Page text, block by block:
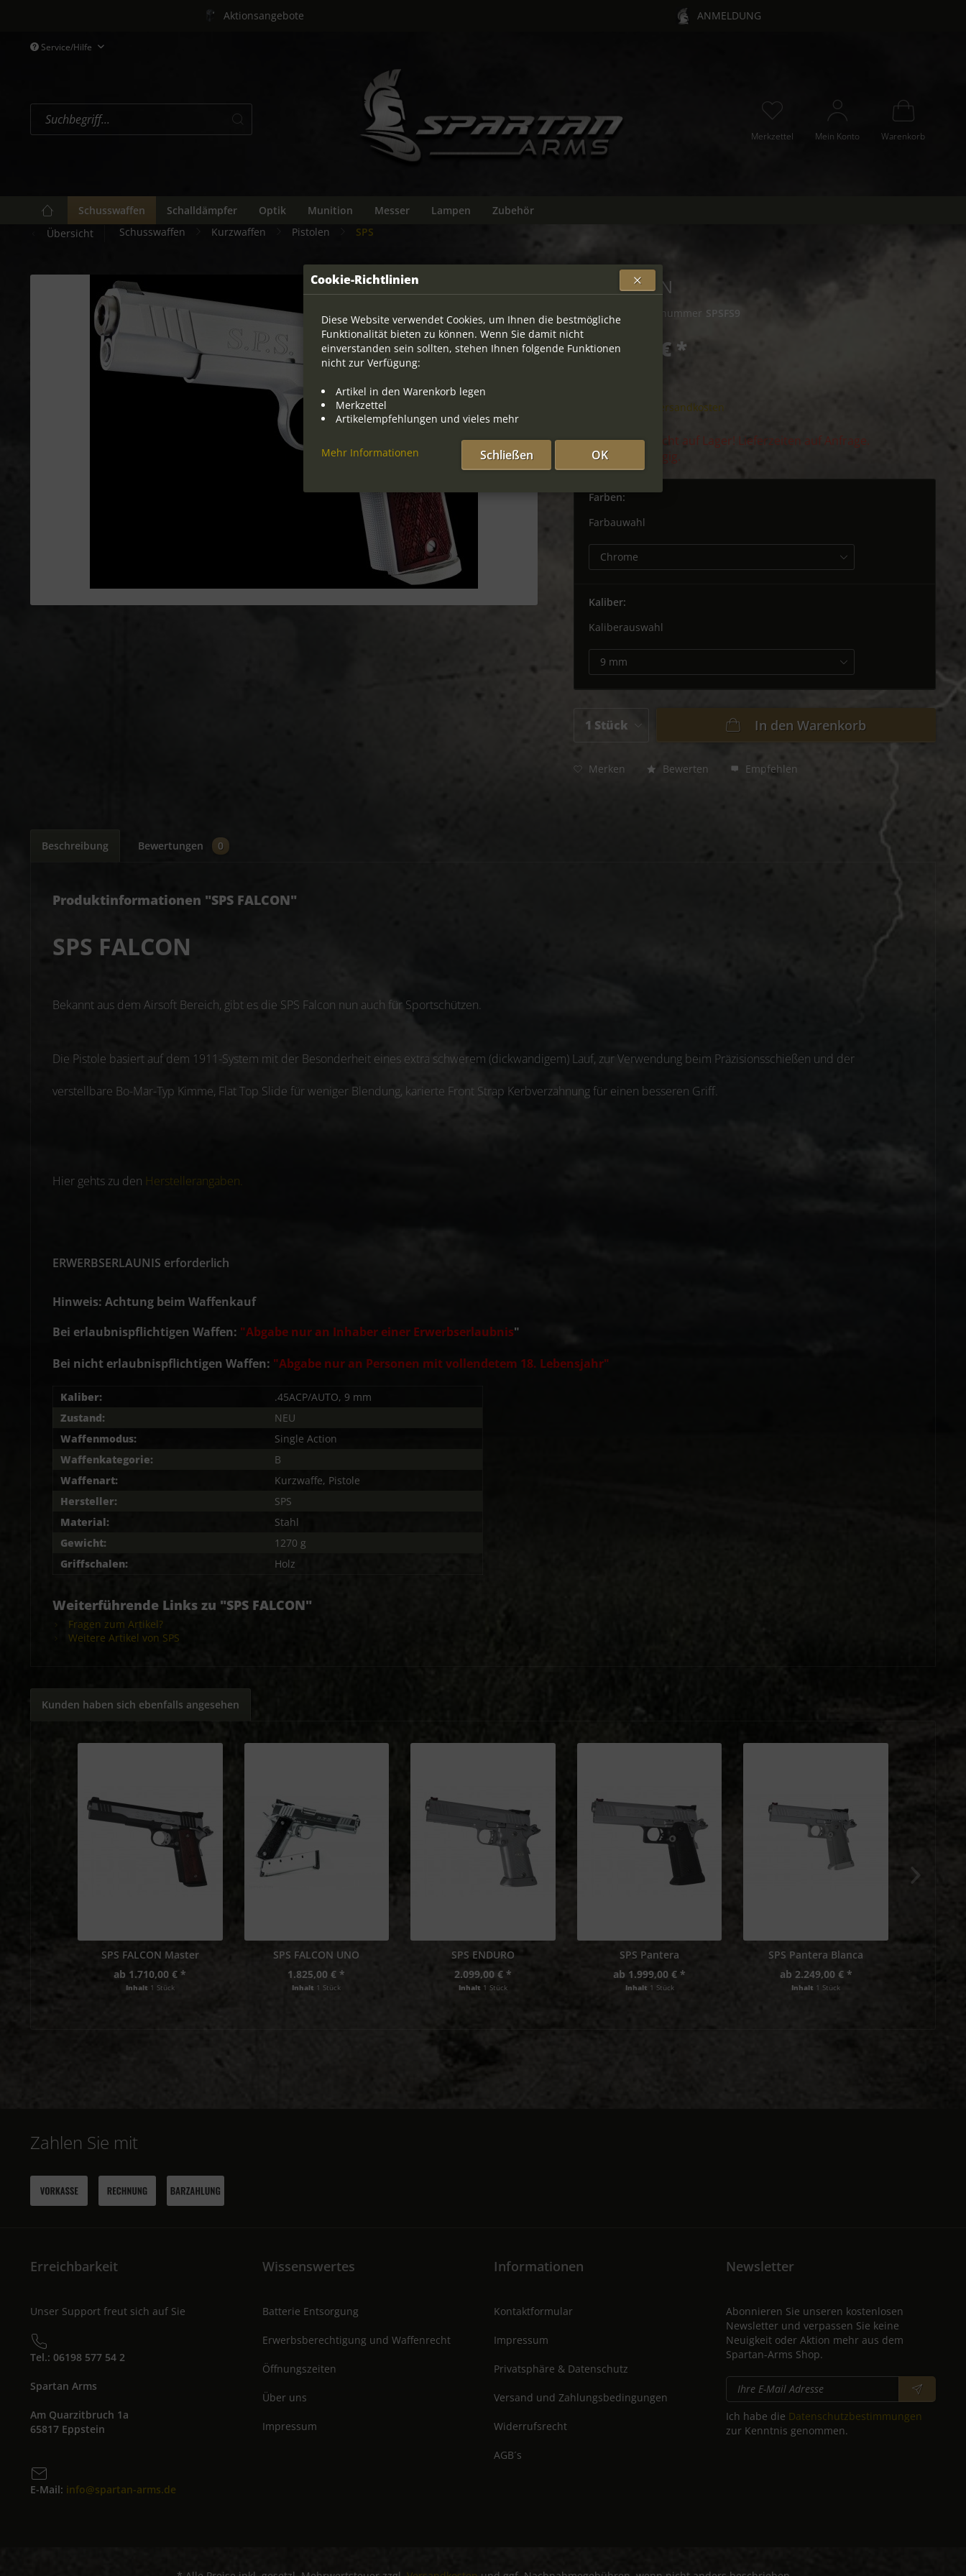
Aktionsangebote ANMELDUNG
Service/Hilfe
Merkzettel Mein Konto Warenkorb
Schusswaffen Schalldämpfer Optik Munition Messer Lampen
Zubehör
Übersicht
Schusswaffen Kurzwaffen Pistolen SPS
SPS FALCON
von SPS Artikelnummer SPSFS9
1.799,00 € *
zzgl. Versandkosten
Artikel derzeit nicht auf Lager! Lieferzeiten auf Anfrage.
Herstellerabhängig.
Farben:
Farbauwahl
Kaliber:
Kaliberauswahl
In den Warenkorb
Merken Bewerten Empfehlen
Beschreibung Bewertungen 0
Produktinformationen "SPS FALCON"
SPS FALCON
Bekannt aus dem Airsoft Bereich, gibt es die SPS Falcon nun auch für Sportschützen.
Die Pistole basiert auf dem 1911-System mit der Besonderheit eines extra schwerem (dickwandigem) Lauf, zur Verwendung beim Präzisionsschießen und der
verstellbare Bo-Mar-Typ Kimme, Flat Top Slide für weniger Blendung, karierte Front Strap Kerbverzahnung für einen besseren Griff.
Hier gehts zu den Herstellerangaben.
ERWERBSERLAUNIS erforderlich
Hinweis: Achtung beim Waffenkauf
Bei erlaubnispflichtigen Waffen: "Abgabe nur an Inhaber einer Erwerbserlaubnis"
Bei nicht erlaubnispflichtigen Waffen: "Abgabe nur an Personen mit vollendetem 18. Lebensjahr"
Kaliber:
.45ACP/AUTO, 9 mm
Zustand:
NEU
Waffenmodus:
Single Action
Waffenkategorie:
B
Waffenart:
Kurzwaffe, Pistole
Hersteller:
SPS
Material:
Stahl
Gewicht:
1270 g
Griffschalen:
Holz
Weiterführende Links zu "SPS FALCON"
Fragen zum Artikel?
Weitere Artikel von SPS
Kunden haben sich ebenfalls angesehen
SPS FALCON Master
ab 1.710,00 € *
Inhalt 1 Stück
SPS FALCON UNO
1.825,00 € *
Inhalt 1 Stück
SPS ENDURO
2.099,00 € *
Inhalt 1 Stück
SPS Pantera
ab 1.999,00 € *
Inhalt 1 Stück
SPS Pantera Blanca
ab 2.249,00 € *
Inhalt 1 Stück
Zahlen Sie mit
Erreichbarkeit
Unser Support freut sich auf Sie
Tel.: 06198 577 54 2
Spartan Arms
Am Quarzitbruch 1a
65817 Eppstein
E-Mail: info@spartan-arms.de
Wissenswertes
Batterie Entsorgung
Erwerbsberechtigung und Waffenrecht
Öffnungszeiten
Über uns
Impressum
Informationen
Kontaktformular
Impressum
Privatsphäre & Datenschutz
Versand und Zahlungsbedingungen
Widerrufsrecht
AGB´s
Newsletter
Abonnieren Sie unseren kostenlosen
Newsletter und verpassen Sie keine
Neuigkeit oder Aktion mehr aus dem
Spartan-Arms Shop.
Ich habe die Datenschutzbestimmungen
zur Kenntnis genommen.
Cookie-Richtlinien
Diese Website verwendet Cookies, um Ihnen die bestmögliche
Funktionalität bieten zu können. Wenn Sie damit nicht
einverstanden sein sollten, stehen Ihnen folgende Funktionen
nicht zur Verfügung:
Artikel in den Warenkorb legen
Merkzettel
Artikelempfehlungen und vieles mehr
Mehr Informationen OK
Schließen